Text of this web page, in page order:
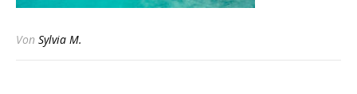
Von Sylvia M.